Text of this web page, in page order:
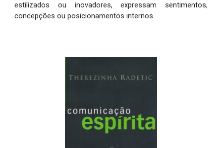
estilizados ou inovadores, expressam sentimentos,
concepções ou posicionamentos internos.